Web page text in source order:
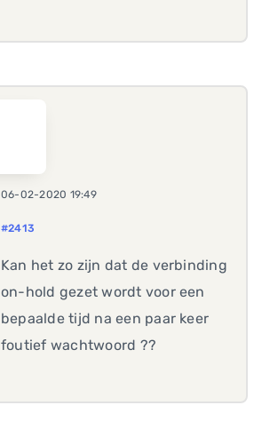
06-02-2020 19:49
#2413
Kan het zo zijn dat de verbinding
on-hold gezet wordt voor een
bepaalde tijd na een paar keer
foutief wachtwoord ??